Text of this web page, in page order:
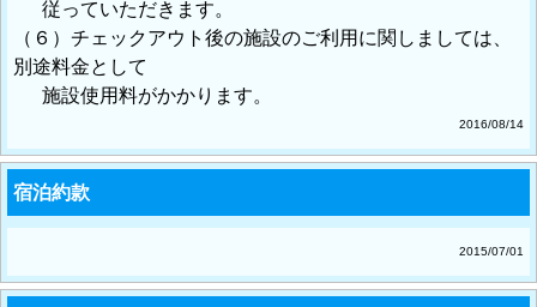
従っていただきます。
（６）チェックアウト後の施設のご利用に関しましては、
別途料金として
施設使用料がかかります。
2016/08/14
宿泊約款
2015/07/01